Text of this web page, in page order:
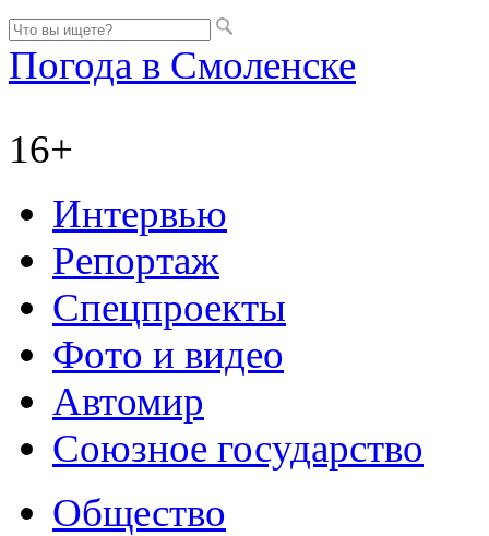
Погода в Смоленске
16+
Интервью
Репортаж
Спецпроекты
Фото и видео
Автомир
Союзное государство
Общество